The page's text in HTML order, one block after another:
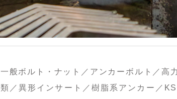
一般ボルト・ナット／アンカーボルト／高
類／異形インサート／樹脂系アンカー／